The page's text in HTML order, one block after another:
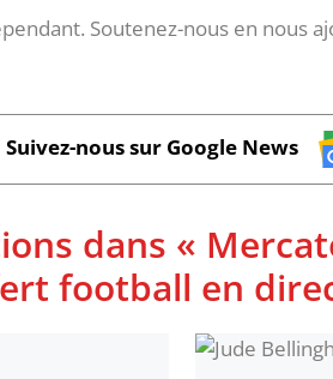
Soutenez-nous en nous
Suivez-nous sur Google News
dans «
football en